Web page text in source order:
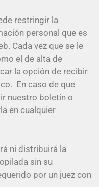
restringir la
personal que es
Cada vez que se le
el de alta de
la opción de recibir
En caso de que
nuestro boletín o
en cualquier
ni distribuirá la
sin su
por un juez con